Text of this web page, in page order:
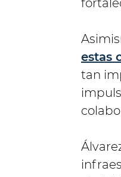
estas
tan